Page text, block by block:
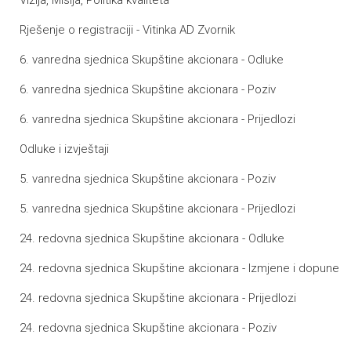
Rješenje o registraciji - Vitinka AD Zvornik
6. vanredna sjednica Skupštine akcionara - Odluke
6. vanredna sjednica Skupštine akcionara - Poziv
6. vanredna sjednica Skupštine akcionara - Prijedlozi
Odluke i izvještaji
5. vanredna sjednica Skupštine akcionara - Poziv
5. vanredna sjednica Skupštine akcionara - Prijedlozi
24. redovna sjednica Skupštine akcionara - Odluke
24. redovna sjednica Skupštine akcionara - Izmjene i dopune
24. redovna sjednica Skupštine akcionara - Prijedlozi
24. redovna sjednica Skupštine akcionara - Poziv